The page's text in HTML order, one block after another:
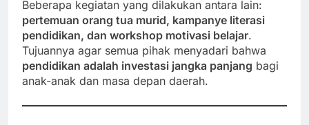
Beberapa kegiatan yang dilakukan antara lain:
pertemuan orang tua murid, kampanye literasi
pendidikan, dan workshop motivasi belajar.
Tujuannya agar semua pihak menyadari bahwa
pendidikan adalah investasi jangka panjang bagi
anak-anak dan masa depan daerah.